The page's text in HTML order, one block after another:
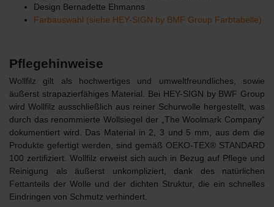
Design Bernadette Ehmanns
Farbauswahl (siehe HEY-SIGN by BMF Group Farbtabelle)
Pflegehinweise
Wollfilz gilt als hochwertiges und umweltfreundliches, sowie
äußerst strapazierfähiges Material. Bei HEY-SIGN by BWF Group
wird Wollfilz ausschließlich aus reiner Schurwolle hergestellt, was
durch das renommierte Wollsiegel der „The Woolmark Company“
dokumentiert wird. Das Material in 2, 3 und 5 mm, aus dem die
Produkte gefertigt werden, sind gemäß OEKO-TEX® STANDARD
100 zertifiziert. Wollfilz erweist sich auch in Bezug auf Pflege und
Reinigung als äußerst unkompliziert, dank des natürlichen
Fettanteils der Wolle und der dichten Struktur, die ein schnelles
Eindringen von Schmutz verhindert.